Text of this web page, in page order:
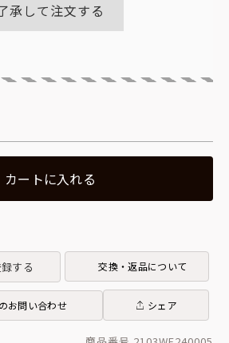
承して注文する
カートに入れる
する 交換・返品について
お問い合わせ シェア